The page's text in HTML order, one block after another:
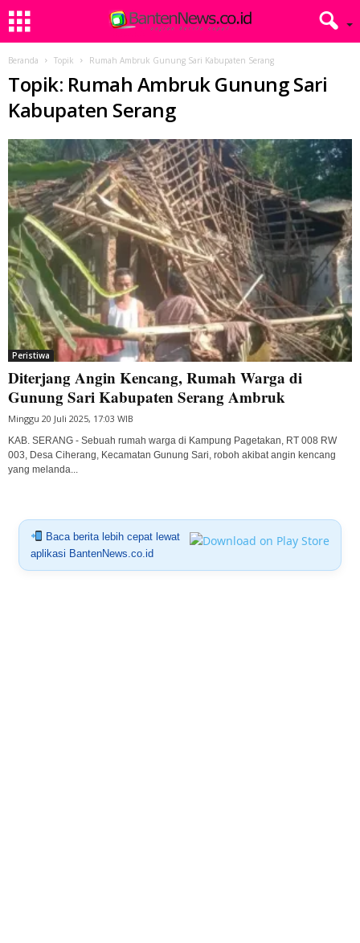
Beranda Topik Rumah Ambruk Gunung Sari Kabupaten Serang
Topik: Rumah Ambruk Gunung Sari
Kabupaten Serang
Peristiwa
Diterjang Angin Kencang, Rumah Warga di
Gunung Sari Kabupaten Serang Ambruk
Minggu 20 Juli 2025, 17:03 WIB
KAB. SERANG - Sebuah rumah warga di Kampung Pagetakan, RT 008 RW
003, Desa Ciherang, Kecamatan Gunung Sari, roboh akibat angin kencang
yang melanda...
Baca berita lebih cepat lewat
aplikasi BantenNews.co.id